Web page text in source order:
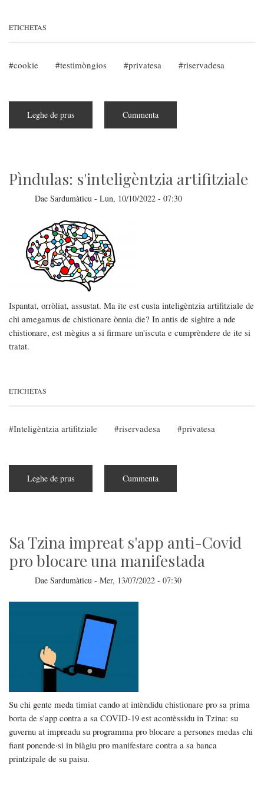
ETICHETAS
cookie testimòngios privatesa riservadesa
Leghe de prus
is
pràtica
s'esàmene
de
su
Cummenta
Pìndulas: s'inteligèntzia artifitziale
Dae Sardumàticu - Lun, 10/10/2022 - 07:30
Ispantat, orròliat, assustat. Ma ite est custa inteligèntzia artifitziale de
chi amegamus de chistionare ònnia die? In antis de sighire a nde
chistionare, est mègius a si firmare un'iscuta e cumprèndere de ite si
tratat.
ETICHETAS
Inteligèntzia artifitziale riservadesa privatesa
Leghe de prus
s'inteligèntzia
Cummenta
Sa Tzina impreat s'app anti-Covid
pro blocare una manifestada
Dae Sardumàticu - Mer, 13/07/2022 - 07:30
Su chi gente meda timiat cando at intèndidu chistionare pro sa prima
borta de s'app contra a sa COVID-19 est acontèssidu in Tzina: su
guvernu at impreadu su programma pro blocare a persones medas chi
fiant ponende·si in biàgiu pro manifestare contra a sa banca
printzipale de su paisu.